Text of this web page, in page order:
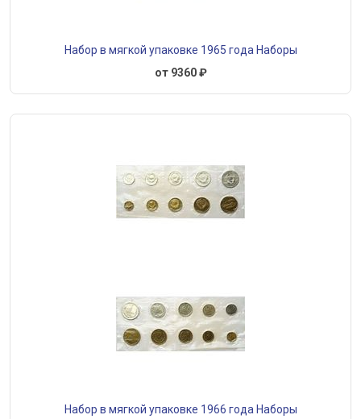
Набор в мягкой упаковке 1965 года Наборы
от 9360 ₽
Набор в мягкой упаковке 1966 года Наборы